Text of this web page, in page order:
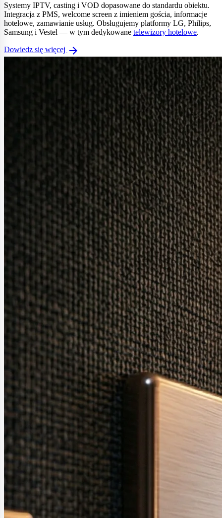
Systemy IPTV, casting i VOD dopasowane do standardu obiektu.
Integracja z PMS, welcome screen z imieniem gościa, informacje
hotelowe, zamawianie usług. Obsługujemy platformy LG, Philips,
Samsung i Vestel — w tym dedykowane telewizory hotelowe.
Dowiedz się więcej arrow_forward